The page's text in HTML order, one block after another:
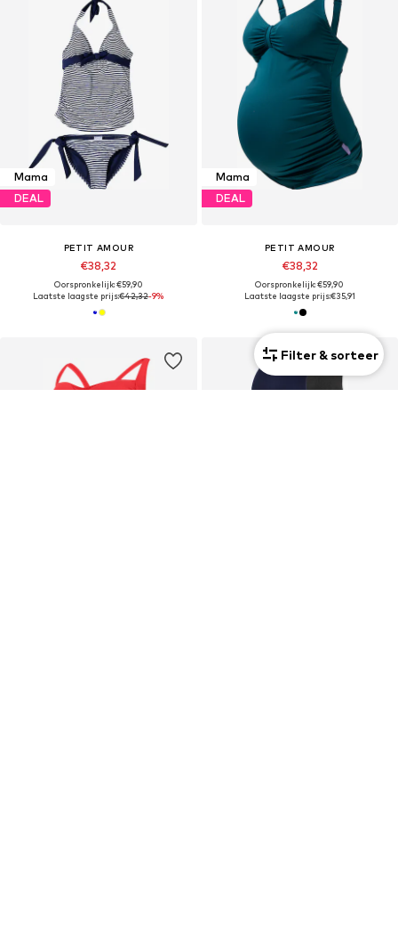
Mama
DEAL
PETIT AMOUR
€38,32
Oorspronkelijk: €59,90
Laatste laagste prijs:€42,32-9%
Mama
DEAL
PETIT AMOUR
€38,32
Oorspronkelijk: €59,90
Laatste laagste prijs:€35,91
Filter & sorteer